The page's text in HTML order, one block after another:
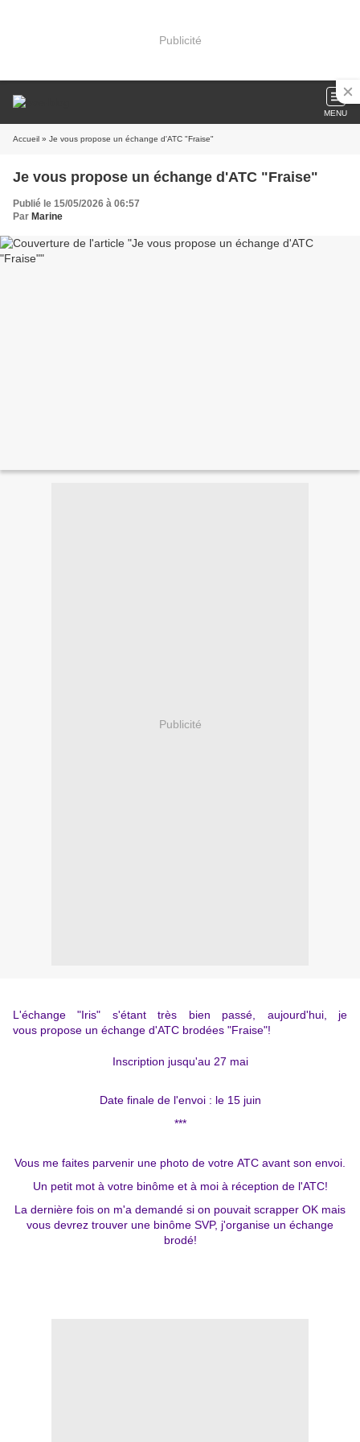
Publicité
MENU
Accueil » Je vous propose un échange d'ATC "Fraise"
Je vous propose un échange d'ATC "Fraise"
Publié le 15/05/2026 à 06:57
Par Marine
Publicité
L'échange "Iris" s'étant très bien passé, aujourd'hui, je
vous propose un échange d'ATC brodées "Fraise"!
Inscription jusqu'au 27 mai
Date finale de l'envoi : le 15 juin
***
Vous me faites parvenir une photo de votre ATC avant son envoi.
Un petit mot à votre binôme et à moi à réception de l'ATC!
La dernière fois on m'a demandé si on pouvait scrapper OK mais
vous devrez trouver une binôme SVP, j'organise un échange
brodé!